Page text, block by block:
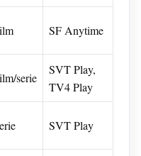
SF Anytime
serie
SVT Play,
TV4 Play
SVT Play